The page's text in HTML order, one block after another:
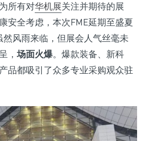
所有对华机展关注并期待的展
安全考虑，本次FME延期至盛夏
然风雨来临，但展会人气丝毫未
，场面火爆。爆款装备、新科
品都吸引了众多专业采购观众驻